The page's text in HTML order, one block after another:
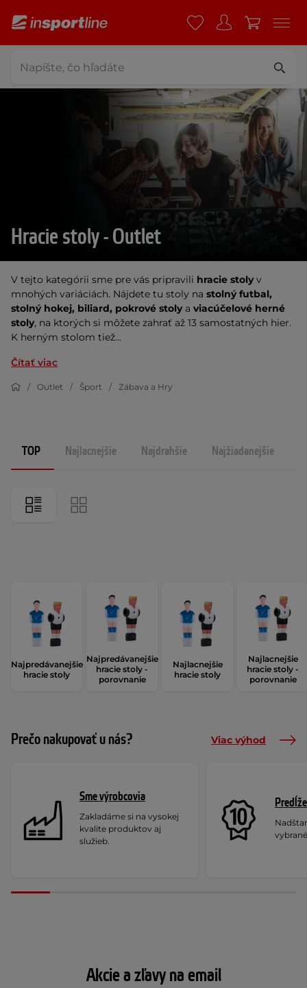
Hracie stoly - Outlet
V tejto kategórii sme pre vás pripravili hracie stolyv
mnohých variáciách. Nájdete tu stoly na stolný futbal,
stolný hokej, biliard, pokrové stoly a viacúčelové herné
stoly, na ktorých si môžete zahrať až 13 samostatných hier.
K herným stolom tiež...
Čítať viac
Outlet Šport Zábava a Hry
TOP Najlacnejšie Najdrahšie Najžiadanejšie
Najpredávanejšie
hracie stoly
Najpredávanejšie
hracie stoly -
porovnanie
Najlacnejšie
hracie stoly
Najlacnejšie
hracie stoly -
porovnanie
Prečo nakupovať u nás? Viac výhod
Sme výrobcovia
Zakladáme si na vysokej
kvalite produktov aj
služieb.
Akcie a zľavy na email